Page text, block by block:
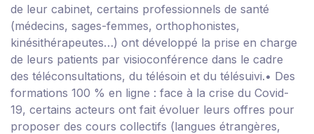
de leur cabinet, certains professionnels de santé
(médecins, sages-femmes, orthophonistes,
kinésithérapeutes…) ont développé la prise en charge
de leurs patients par visioconférence dans le cadre
des téléconsultations, du télésoin et du télésuivi.• Des
formations 100 % en ligne : face à la crise du Covid-
19, certains acteurs ont fait évoluer leurs offres pour
proposer des cours collectifs (langues étrangères,